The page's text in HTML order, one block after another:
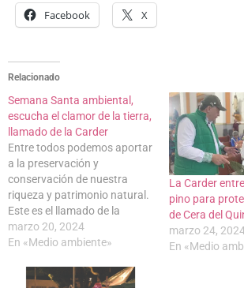
Facebook X
Relacionado
Semana Santa ambiental,
escucha el clamor de la tierra,
llamado de la Carder
Entre todos podemos aportar
a la preservación y
conservación de nuestra
riqueza y patrimonio natural.
Este es el llamado de la
Carder, al acercarse la
celebración del tradicional
también:
marzo 20, 2024
En «Medio ambiente»
La Carder
pino para
de Cera del
marzo 24,
En «Medio